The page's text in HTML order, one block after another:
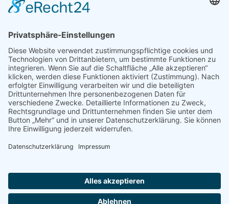
Gewerbe in Melsbach
Immobilien / Bauplätze
Tourismus, Übernachten und Essen
Melsbach in Bildern
Kontakt
Impressum
Datenschutzerklärung
Cookie-Einstellungen
Kontakt
Impressum